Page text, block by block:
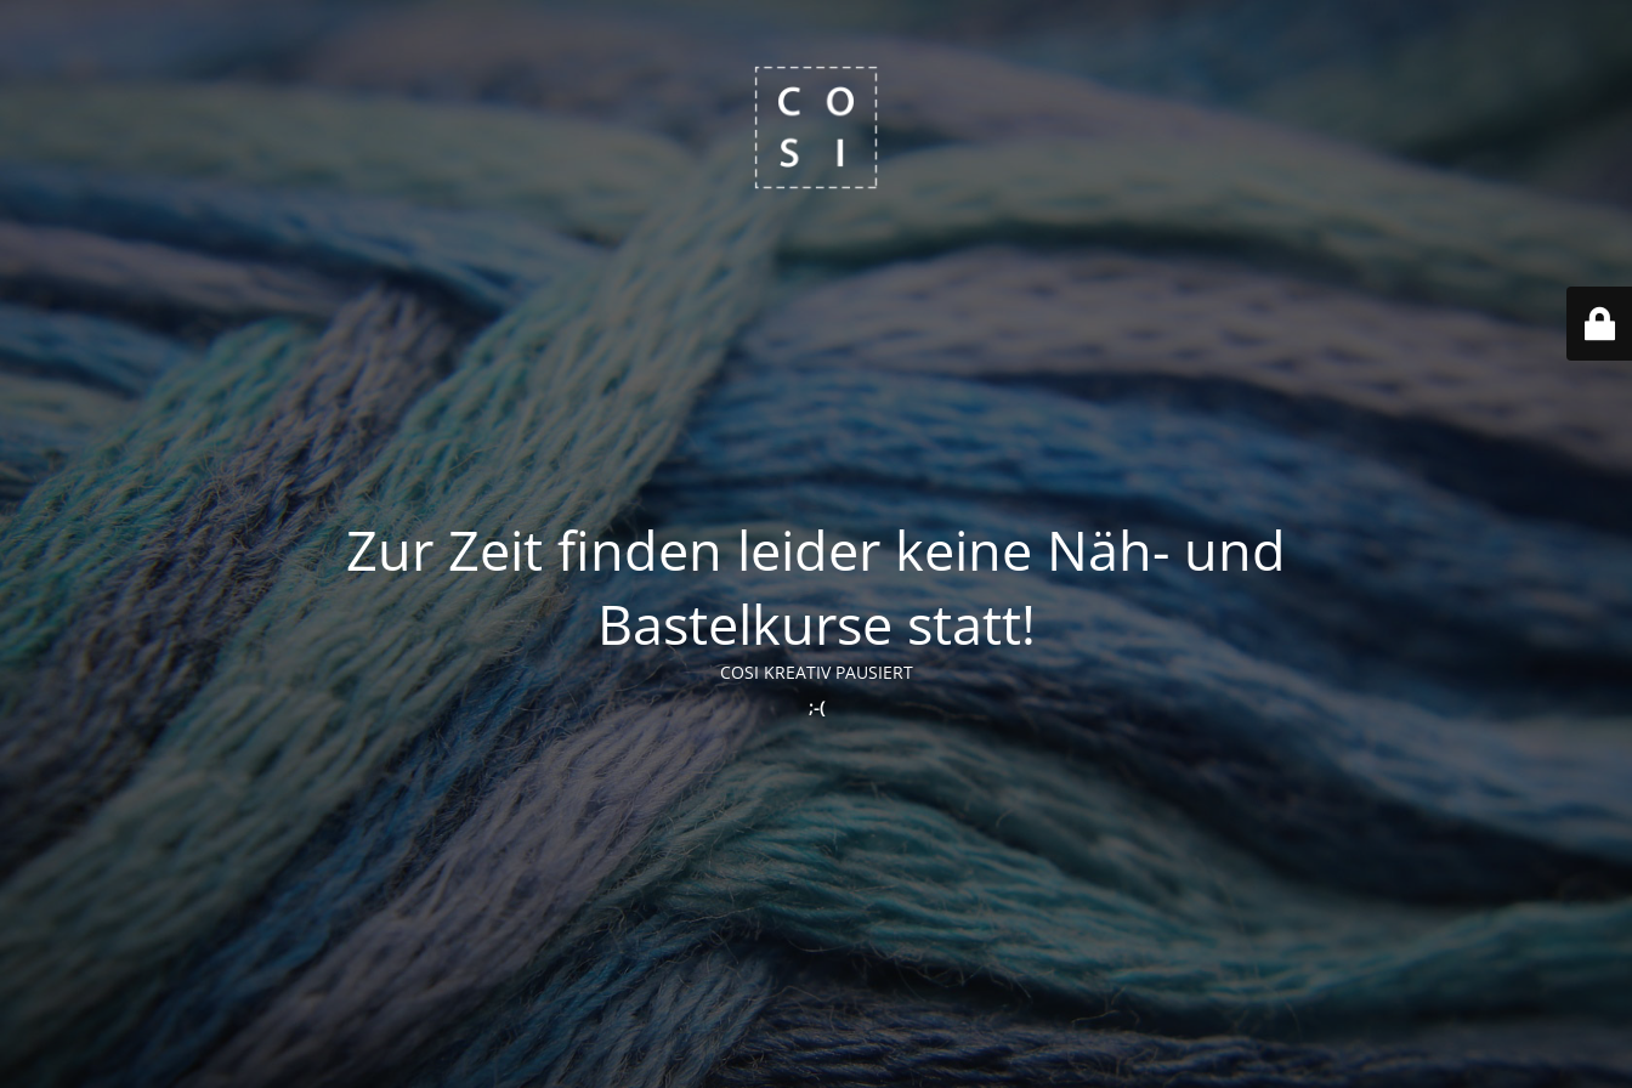
Zur Zeit finden leider keine Näh- und
Bastelkurse statt!
COSI KREATIV PAUSIERT
;-(